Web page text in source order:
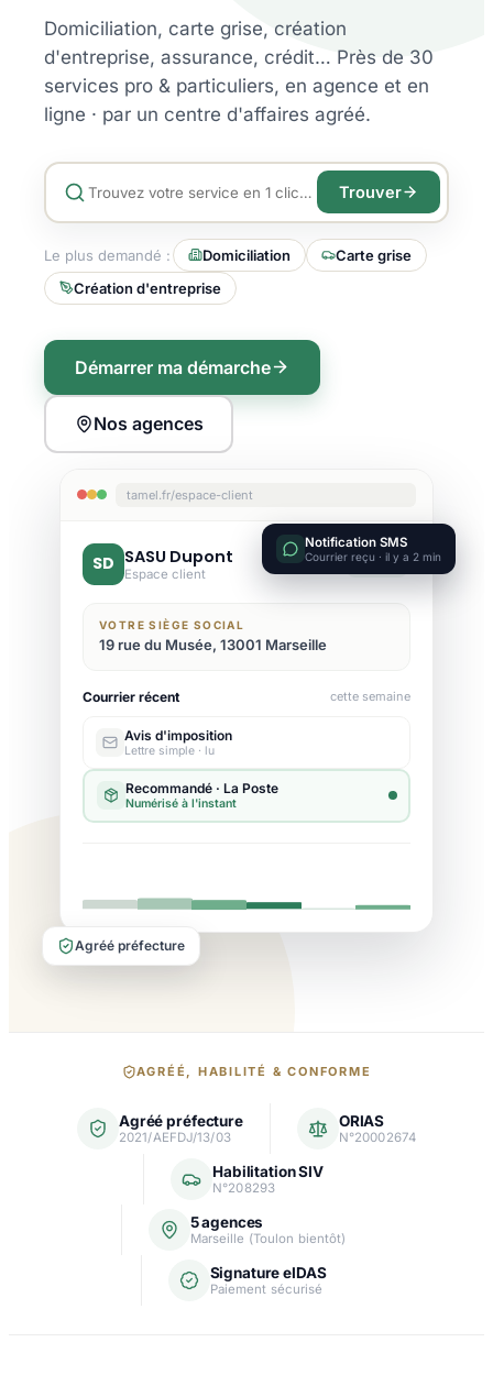
Domiciliation, carte grise, création
d'entreprise, assurance, crédit… Près de 30
services pro & particuliers, en agence et en
ligne · par un centre d'affaires agréé.
Trouver
Le plus demandé : Domiciliation
Carte grise
Création d'entreprise
Démarrer ma démarche
Nos agences
tamel.fr/espace-client
SD SASU Dupont
Espace client
Active
VOTRE SIÈGE SOCIAL
19 rue du Musée, 13001 Marseille
Courrier récent cette semaine
Avis d'imposition
Lettre simple · lu
Notification SMS
Courrier reçu · il y a 2 min
Agréé préfecture
AGRÉÉ, HABILITÉ & CONFORME
Agréé préfecture
2021/AEFDJ/13/03
ORIAS
N°20002674
Habilitation SIV
N°208293
5 agences
Marseille (Toulon bientôt)
Signature eIDAS
Paiement sécurisé